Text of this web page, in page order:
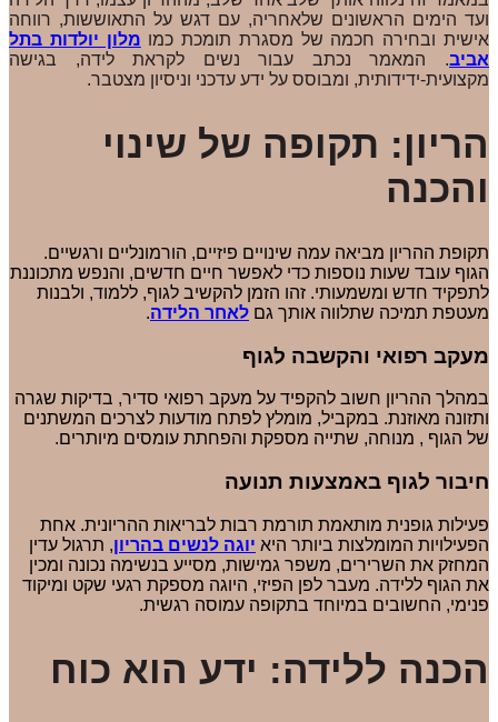
ועד הימים הראשונים שלאחריה, עם דגש על התאוששות, רווחה
אישית ובחירה חכמה של מסגרת תומכת כמו מלון יולדות בתל
אביב. המאמר נכתב עבור נשים לקראת לידה, בגישה
מקצועית-ידידותית, ומבוסס על ידע עדכני וניסיון מצטבר.
הריון: תקופה של שינוי
והכנה
תקופת ההריון מביאה עמה שינויים פיזיים, הורמונליים ורגשיים.
הגוף עובד שעות נוספות כדי לאפשר חיים חדשים, והנפש מתכוננת
לתפקיד חדש ומשמעותי. זהו הזמן להקשיב לגוף, ללמוד, ולבנות
מעטפת תמיכה שתלווה אותך גם לאחר הלידה.
מעקב רפואי והקשבה לגוף
במהלך ההריון חשוב להקפיד על מעקב רפואי סדיר, בדיקות שגרה
ותזונה מאוזנת. במקביל, מומלץ לפתח מודעות לצרכים המשתנים
של הגוף , מנוחה, שתייה מספקת והפחתת עומסים מיותרים.
חיבור לגוף באמצעות תנועה
פעילות גופנית מותאמת תורמת רבות לבריאות ההריונית. אחת
הפעילויות המומלצות ביותר היא יוגה לנשים בהריון, תרגול עדין
המחזק את השרירים, משפר גמישות, מסייע בנשימה נכונה ומכין
את הגוף ללידה. מעבר לפן הפיזי, היוגה מספקת רגעי שקט ומיקוד
פנימי, החשובים במיוחד בתקופה עמוסה רגשית.
הכנה ללידה: ידע הוא כוח